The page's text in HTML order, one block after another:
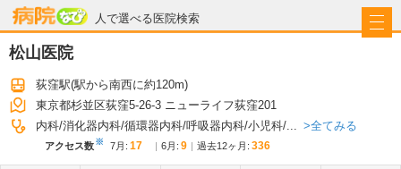
人で選べる医院検索
病院なび
松山医院
荻窪駅(駅から南西に約120m)
東京都杉並区荻窪5-26-3 ニューライフ荻窪201
内科 消化器内科 循環器内科 呼吸器内科 小児科 ... 全てみる
アクセス数※ 7月 : 17 6月 : 9 過去12ヶ月: 336